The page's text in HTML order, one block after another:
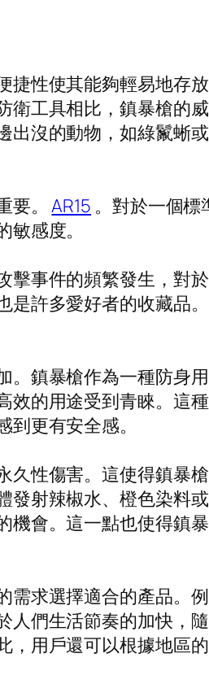
性使其能夠輕易地存
工具相比，鎮暴槍的
沒的動物，如綠鬣蜥
要。AR15 。對於一個標
感度。
事件的頻繁發生，對
許多愛好者的收藏品
鎮暴槍作為一種防身
的用途受到青睞。這
更有安全感。
性傷害。這使得鎮暴
射辣椒水、橙色染料
會。這一點也使得鎮
求選擇適合的產品。
們生活節奏的加快，
用戶還可以根據地區